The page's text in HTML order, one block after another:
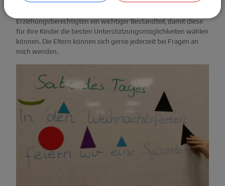
Erziehungsberechtigten ein wichtiger Bestandteil, damit diese
für ihre Kinder die besten Unterstützungsmöglichkeiten wählen
können. Die Eltern können sich gerne jederzeit bei Fragen an
mich wenden.